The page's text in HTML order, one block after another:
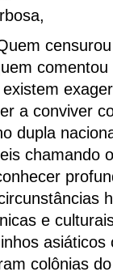
a conviver
dupla
chamando
e
colônias